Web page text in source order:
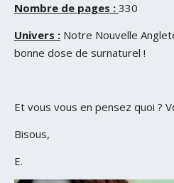
Nombre de pages : 330
Univers : Notre Nouvelle
bonne dose de surnaturel !
Et vous vous en pensez quoi ?
Bisous,
E.